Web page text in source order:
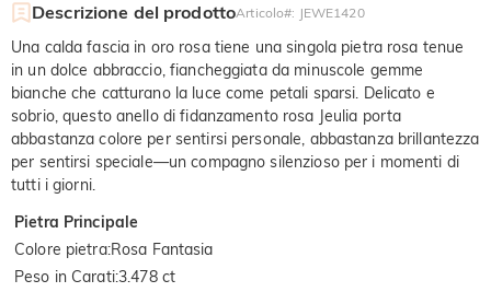
Descrizione del prodottoArticolo#: JEWE1420
Una calda fascia in oro rosa tiene una singola pietra rosa tenue
in un dolce abbraccio, fiancheggiata da minuscole gemme
bianche che catturano la luce come petali sparsi. Delicato e
sobrio, questo anello di fidanzamento rosa Jeulia porta
abbastanza colore per sentirsi personale, abbastanza brillantezza
per sentirsi speciale—un compagno silenzioso per i momenti di
tutti i giorni.
Pietra Principale
Colore pietra:Rosa Fantasia
Peso in Carati:3.478 ct